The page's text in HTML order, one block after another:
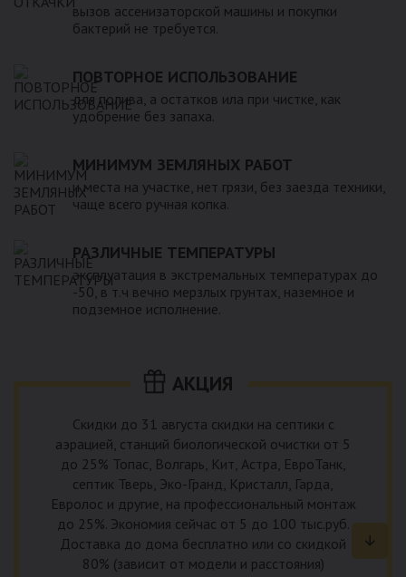
вызов ассенизаторской машины и покупки
бактерий не требуется.
ПОВТОРНОЕ ИСПОЛЬЗОВАНИЕ
для полива, а остатков ила при чистке, как
удобрение без запаха.
МИНИМУМ ЗЕМЛЯНЫХ РАБОТ
и места на участке, нет грязи, без заезда техники,
чаще всего ручная копка.
РАЗЛИЧНЫЕ ТЕМПЕРАТУРЫ
эксплуатация в экстремальных температурах до
-50, в т.ч вечно мерзлых грунтах, наземное и
подземное исполнение.
АКЦИЯ
Скидки до 31 августа скидки на септики с
аэрацией, станций биологической очистки от 5
до 25% Топас, Волгарь, Кит, Астра, ЕвроТанк,
септик Тверь, Эко-Гранд, Кристалл, Гарда,
Евролос и другие, на профессиональный монтаж
до 25%. Экономия сейчас от 5 до 100 тыс.руб.
Доставка до дома бесплатно или со скидкой
80% (зависит от модели и расстояния)